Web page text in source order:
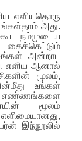
எளியதொரு
அது.
நம்முடைய
கைக்கெட்டும்
அன்றாட
எளிய ஆனால்
மூலம்,
உங்கள்
எண்ணங்களை
மூலம்
இந்நூலில்